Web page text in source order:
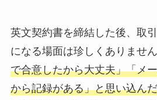
英文契約書を締結した後、取
になる場面は珍しくありません
で合意したから大丈夫」「メ
から記録がある」と思い込ん